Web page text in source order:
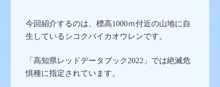
今回紹介するのは、標高1000ｍ付近の山地に自
生しているシコクバイカオウレンです。
「高知県レッドデータブック2022」では絶滅危
惧種に指定されています。